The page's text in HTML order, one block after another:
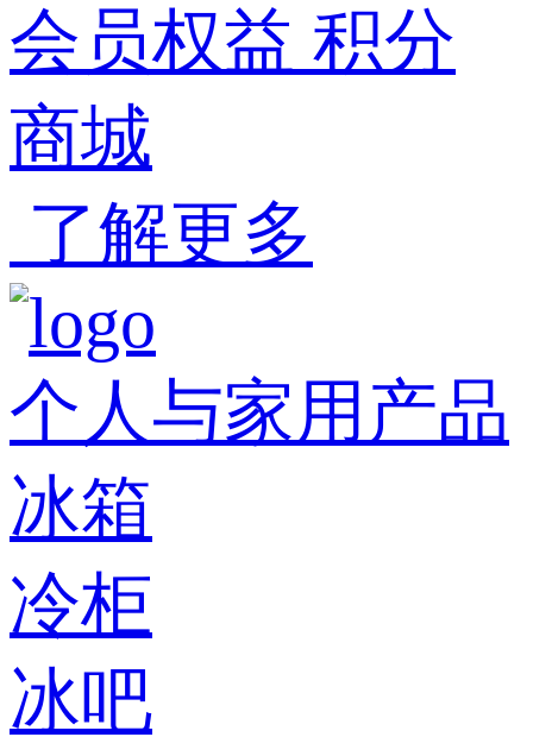
会员权益 积分
商城
了解更多
个人与家用产品
冰箱
冷柜
冰吧